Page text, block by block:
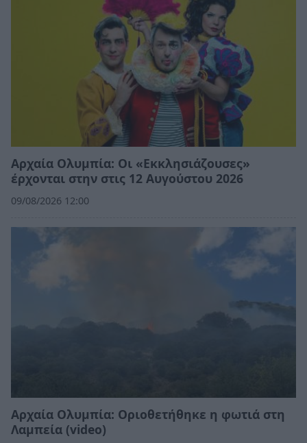
Αρχαία Ολυμπία: Οι «Εκκλησιάζουσες»
έρχονται στην στις 12 Αυγούστου 2026
09/08/2026 12:00
Αρχαία Ολυμπία: Οριοθετήθηκε η φωτιά στη
Λαμπεία (video)